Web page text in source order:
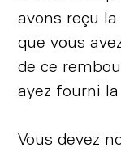
avons reçu
que vous
de ce
ayez fourni
Vous devez